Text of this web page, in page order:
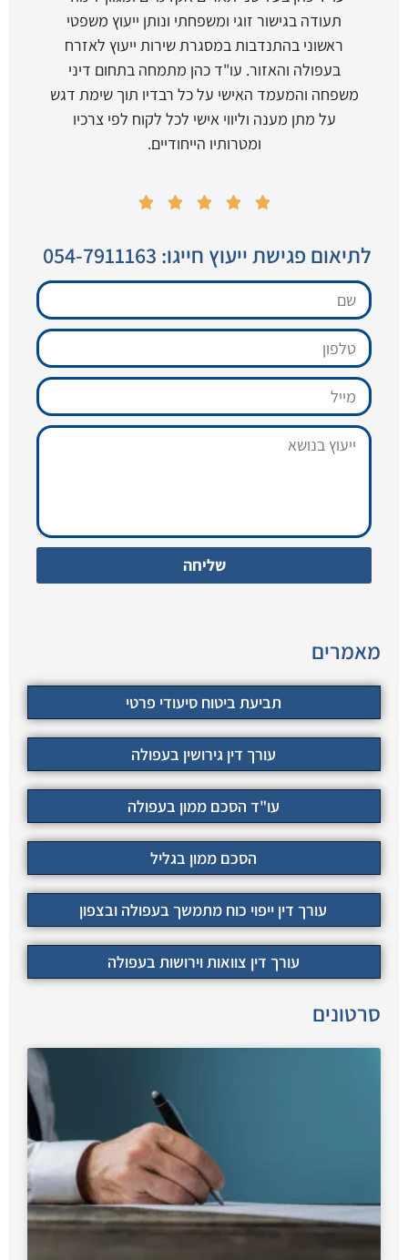
תעודה בגישור זוגי ומשפחתי ונותן ייעוץ משפטי
ראשוני בהתנדבות במסגרת שירות ייעוץ לאזרח
בעפולה והאזור. עו"ד כהן מתמחה בתחום דיני
משפחה והמעמד האישי על כל רבדיו תוך שימת דגש
על מתן מענה וליווי אישי לכל לקוח לפי צרכיו
ומטרותיו הייחודיים.





לתיאום פגישת ייעוץ חייגו: 054-7911163
שליחה
מאמרים
תביעת ביטוח סיעודי פרטי
עורך דין גירושין בעפולה
עו"ד הסכם ממון בעפולה
הסכם ממון בגליל
עורך דין ייפוי כוח מתמשך בעפולה ובצפון
עורך דין צוואות וירושות בעפולה
סרטונים